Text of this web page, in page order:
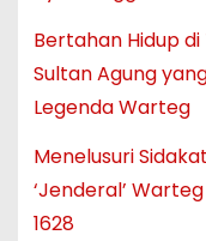
Bertahan Hidup di
Sultan Agung
Legenda Warteg
Menelusuri
‘Jenderal’
1628